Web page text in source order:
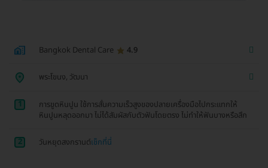
Bangkok Dental Care 4.9
พระโขนง, วัฒนา
1
การขูดหินปูน ใช้การสั่นความเร็วสูงของปลายเครื่องมือไปกระแทกให้
หินปูนหลุดออกมา ไม่ได้สัมผัสกับตัวฟันโดยตรง ไม่ทำให้ฟันบางหรือสึก
2 วันหยุดสงกรานต์เช็กที่นี่